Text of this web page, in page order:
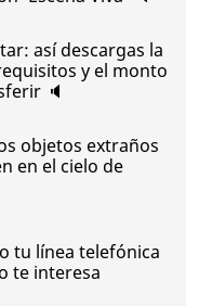
así descargas la
y el monto
🔈
objetos extraños
en el cielo de
tu línea telefónica
te interesa